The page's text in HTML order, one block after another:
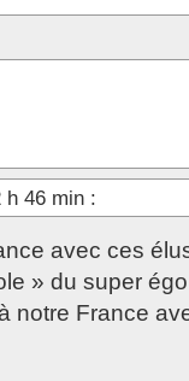
h 46 min :
avec ces
» du super
notre France